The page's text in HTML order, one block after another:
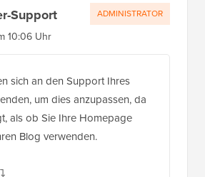
Support
10:06 Uhr
sich an den Support Ihres
um dies anzupassen, da
als ob Sie Ihre Homepage
Blog verwenden.
ADMINISTRATOR